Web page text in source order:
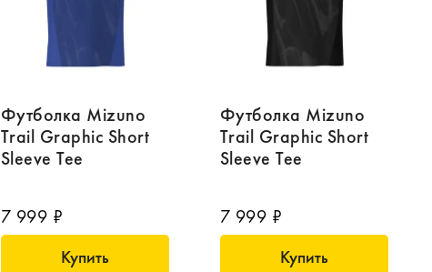
Футболка Mizuno
Trail Graphic Short
Sleeve Tee
7 999 ₽
Купить
Футболка Mizuno
Trail Graphic Short
Sleeve Tee
7 999 ₽
Купить